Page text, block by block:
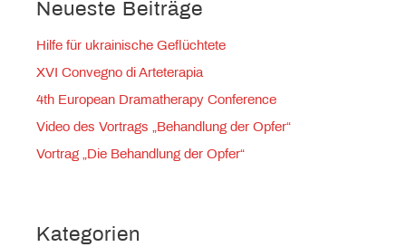
Neueste Beiträge
Hilfe für ukrainische Geflüchtete
XVI Convegno di Arteterapia
4th European Dramatherapy Conference
Video des Vortrags „Behandlung der Opfer“
Vortrag „Die Behandlung der Opfer“
Kategorien